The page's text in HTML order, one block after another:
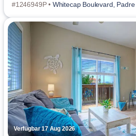
#1246949P • Whitecap Boulevard, Padre
Verfügbar 17 Aug 2026